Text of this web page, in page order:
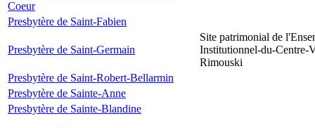
Coeur
Presbytère de Saint-Fabien
Presbytère de Saint-Germain
Site patrimonial de
Institutionnel-du-Centre-
Rimouski
Presbytère de Saint-Robert-Bellarmin
Presbytère de Sainte-Anne
Presbytère de Sainte-Blandine